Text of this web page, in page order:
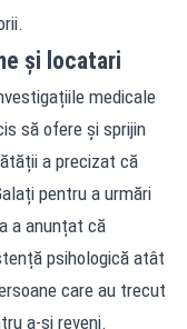
și locatari
medicale
să ofere și sprijin
a precizat că
pentru a urmări
a anunțat că
psihologică atât
care au trecut
a-și reveni.